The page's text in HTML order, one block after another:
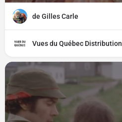
de Gilles Carle
Vues du Québec Distribution